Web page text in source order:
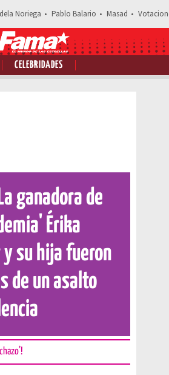
Noriega Pablo Balario Masad
CELEBRIDADES
Comparte esta noticia
ganadora de
Érika
su hija fueron
de un asalto